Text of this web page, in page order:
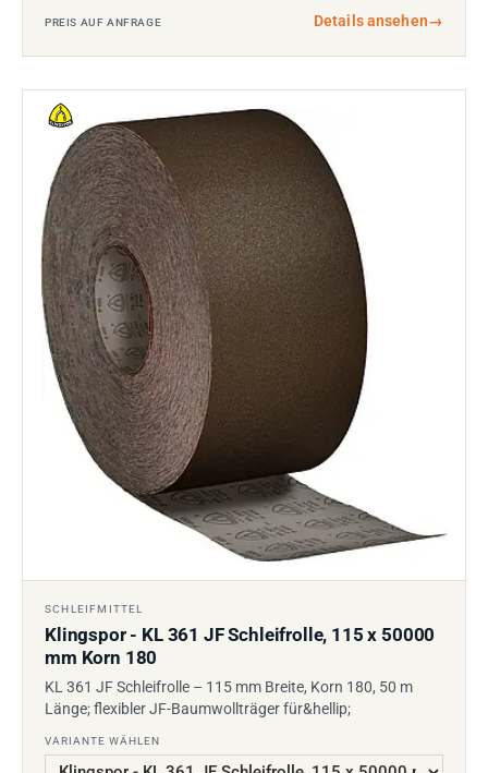
PREIS AUF ANFRAGE Details ansehen→
SCHLEIFMITTEL
Klingspor - KL 361 JF Schleifrolle, 115 x 50000
mm Korn 180
KL 361 JF Schleifrolle – 115 mm Breite, Korn 180, 50 m
Länge; flexibler JF-Baumwollträger für&hellip;
VARIANTE WÄHLEN